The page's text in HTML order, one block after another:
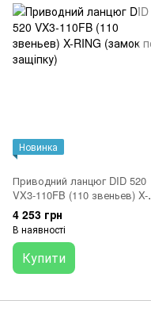
Новинка
Приводний ланцюг DID 520
VX3-110FB (110 звеньев) X-
RING (замок под защіпку)
4 253 грн
В наявності
Купити